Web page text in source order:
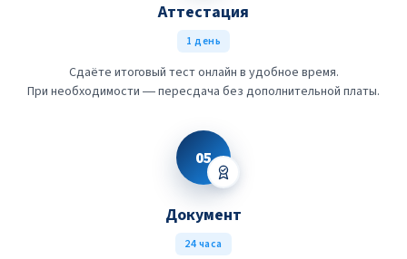
Аттестация
1 день
Сдаёте итоговый тест онлайн в удобное время.
При необходимости — пересдача без дополнительной платы.
05
Документ
24 часа